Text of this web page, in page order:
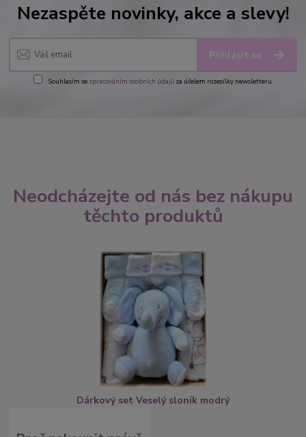
Nezaspěte novinky, akce a slevy!
Přihlásit se
Souhlasím se zpracováním osobních údajůza účelem rozesílky newsletteru.
Neodcházejte od nás bez nákupu
těchto produktů
Dárkový set Veselý sloník modrý